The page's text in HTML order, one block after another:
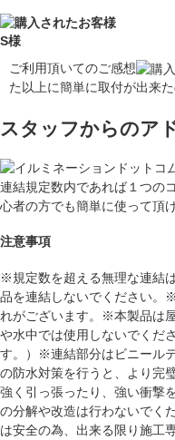
S様
ご利用頂いてのご感想
た以上に簡単に取付が出来
スタッフからのア
連結規定数内であれば１つの
心者の方でも簡単に使って頂け
注意事項
※規定数を超える無理な連結
品を連結しないでください。
れがございます。※本製品は
や水中では使用しないでくだ
す。）※連結部分はビニール
の防水対策を行うと、より完
強く引っ張ったり、強い衝撃
の分解や改造は行わないでく
は安全の為、出来る限り施工